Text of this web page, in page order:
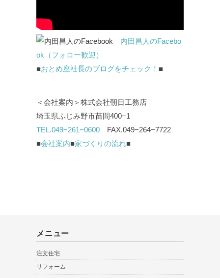
内田昌人のFacebo
ok（フォロー歓迎）
■おとめ座社長のブログをチェック！ ■
＜会社案内＞株式会社朝日工務店
埼玉県ふじみ野市苗間400−1
TEL.049−261−0600 FAX.049−264−7722
■会社案内■家づくりの流れ■
メニュー
注文住宅
リフォーム